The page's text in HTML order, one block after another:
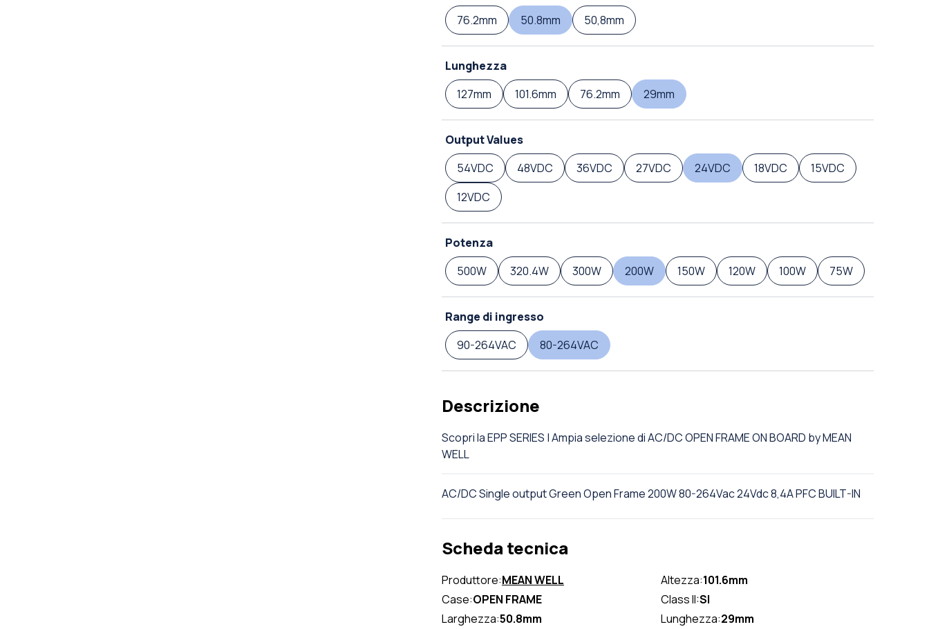
76.2mm
50.8mm 50,8mm
Lunghezza
127mm
101.6mm 76.2mm 29mm
Output Values
54VDC
48VDC 36VDC 27VDC 24VDC 18VDC
15VDC
12VDC
Potenza
500W
320.4W 300W 200W 150W 120W 100W 75W
Range di ingresso
90-264VAC
80-264VAC
Descrizione
Scopri la EPP SERIES | Ampia selezione di AC/DC OPEN FRAME ON BOARD by MEAN
WELL
AC/DC Single output Green Open Frame 200W 80-264Vac 24Vdc 8,4A PFC BUILT-IN
Scheda tecnica
Produttore:MEAN WELL Altezza:101.6mm
Case:OPEN FRAME Class II:SI
Larghezza:50.8mm Lunghezza:29mm